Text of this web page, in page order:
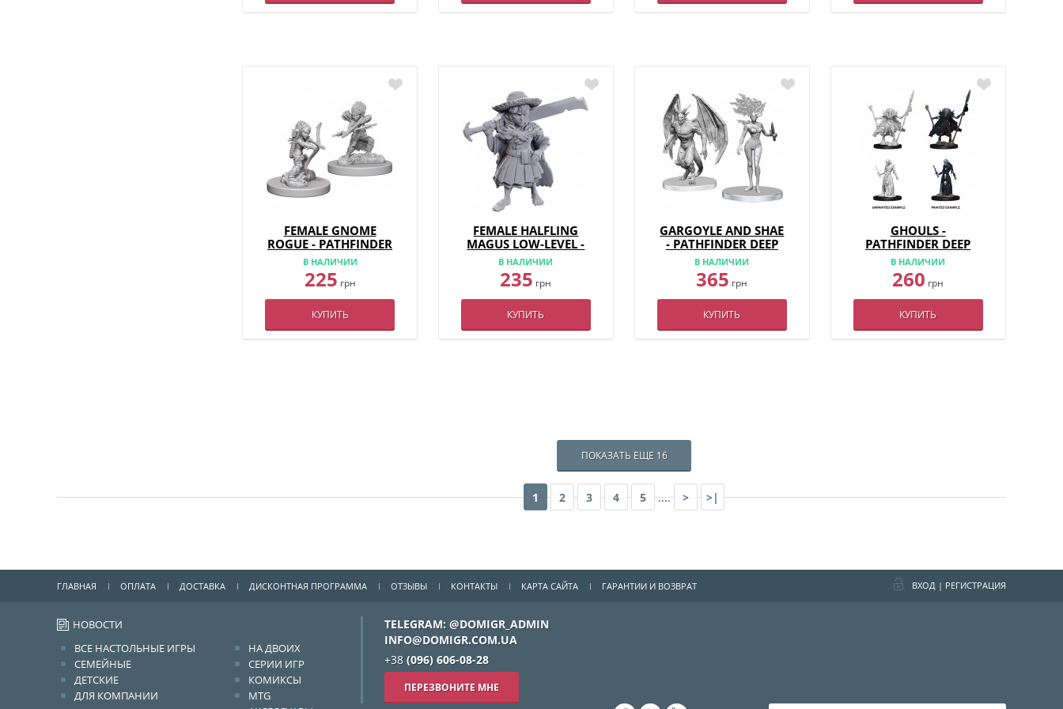
FEMALE GNOME
ROGUE - PATHFINDER
DEEP CUTS - W6
В НАЛИЧИИ
225 грн
КУПИТЬ
FEMALE HALFLING
MAGUS LOW-LEVEL -
PATHFINDER DEEP
CUTS - W23
В НАЛИЧИИ
235 грн
КУПИТЬ
GARGOYLE AND SHAE
- PATHFINDER DEEP
CUTS - W27
В НАЛИЧИИ
365 грн
КУПИТЬ
GHOULS -
PATHFINDER DEEP
CUTS - W7
В НАЛИЧИИ
260 грн
КУПИТЬ
ПОКАЗАТЬ ЕЩЕ 16
1 2 3 4 5 .... > >|
ГЛАВНАЯ ОПЛАТА ДОСТАВКА ДИСКОНТНАЯ ПРОГРАММА ОТЗЫВЫ КОНТАКТЫ КАРТА САЙТА ГАРАНТИИ И ВОЗВРАТ ВХОД | РЕГИСТРАЦИЯ
НОВОСТИ
ВСЕ НАСТОЛЬНЫЕ ИГРЫ
СЕМЕЙНЫЕ
ДЕТСКИЕ
ДЛЯ КОМПАНИИ
НА ДВОИХ
СЕРИИ ИГР
КОМИКСЫ
MTG
TELEGRAM: @DOMIGR_ADMIN
INFO@DOMIGR.COM.UA
+38 (096) 606-08-28
ПЕРЕЗВОНИТЕ МНЕ